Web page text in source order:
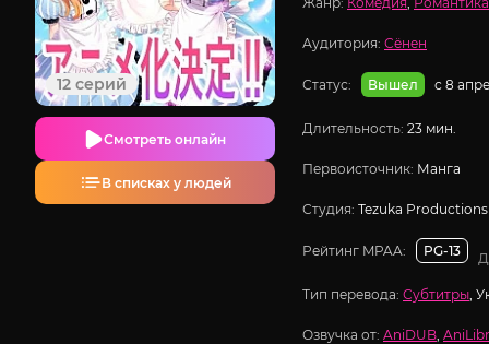
12 серий
Смотреть онлайн
В списках у людей
Аудитория: Сёнен
Статус: Вышел с 8
Длительность: 23 мин.
Первоисточник: Манга
Студия: Tezuka Productions
Рейтинг MPAA: PG-13
Тип перевода: Субтитры,
Озвучка от: AniDUB,